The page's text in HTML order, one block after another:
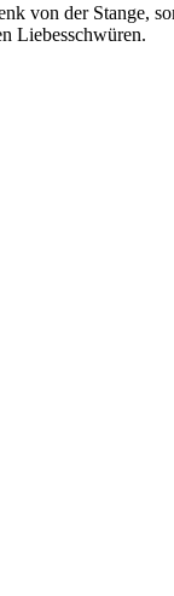
von der Stange,
Liebesschwüren.